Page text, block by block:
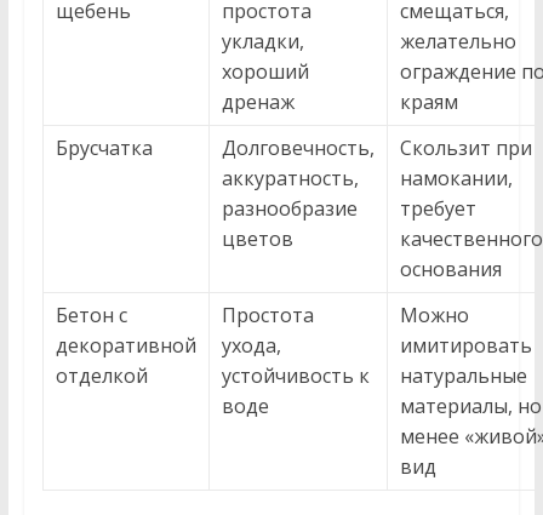
щебень
простота
укладки,
хороший
дренаж
смещаться,
желательно
ограждение
краям
Брусчатка
Долговечность,
аккуратность,
разнообразие
цветов
Скользит при
намокании,
требует
качественного
основания
Бетон с
декоративной
отделкой
Простота
ухода,
устойчивость к
воде
Можно
имитировать
натуральные
материалы, но
менее
вид